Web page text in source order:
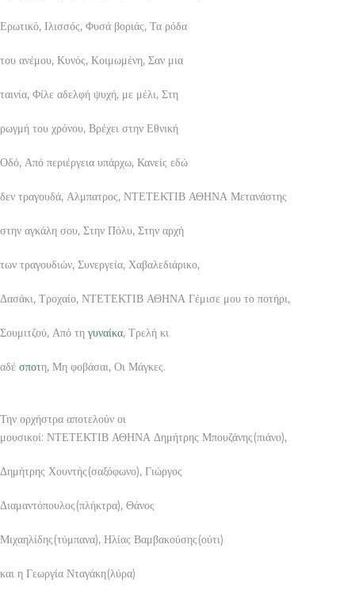
Ερωτικό, Ιλισσός, Φυσά βοριάς, Τα ρόδα
του ανέμου, Κυνός, Κοιμωμένη, Σαν μια
ταινία, Φίλε αδελφή ψυχή, με μέλι, Στη
ρωγμή του χρόνου, Βρέχει στην Εθνική
Οδό, Από περιέργεια υπάρχω, Κανείς εδώ
δεν τραγουδά, Αλμπατρος, ΝΤΕΤΕΚΤΙΒ ΑΘΗΝΑ Μετανάστης
στην αγκάλη σου, Στην Πόλυ, Στην αρχή
των τραγουδιών, Συνεργεία, Χαβαλεδιάρικο,
Δασάκι, Τροχαίο, ΝΤΕΤΕΚΤΙΒ ΑΘΗΝΑ Γέμισε μου το ποτήρι,
Σουμιτζού, Από τη γυναίκα, Τρελή κι
αδέ σποτη, Μη φοβάσαι, Οι Μάγκες.
Την ορχήστρα αποτελούν οι
μουσικοί: ΝΤΕΤΕΚΤΙΒ ΑΘΗΝΑ Δημήτρης Μπουζάνης(πιάνο),
Δημήτρης Χουντής(σαξόφωνο), Γιώργος
Διαμαντόπουλος(πλήκτρα), Θάνος
Μιχαηλίδης(τύμπανα), Ηλίας Βαμβακούσης(ούτι)
και η Γεωργία Νταγάκη(λύρα)